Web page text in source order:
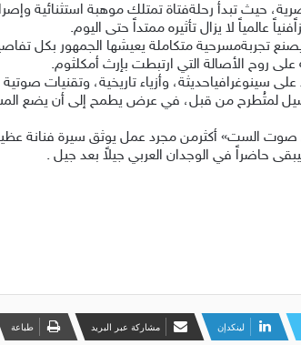
حيث تبدأ رحلةفتاة تمتلك موهبة استثنائية
عالمياً لا يزال تأثيره ممتداً حتى اليوم.
تجربةمسرحية متكاملة يعيشها الجمهور بكل
روح الأصالة التي ارتبطت بإرث أمكلثوم.
سينوغرافياحديثة، وأزياء تاريخية، وتقنيات
لمتُطرح من قبل، في عرض يطمح إلى أن يضع
صوت الست» أكثرمن مجرد عمل يوثق سيرة فنانة
حاضراً في الوجدان العربي جيلاً بعد جيل .
لينكدإن مشاركة عبر البريد طباعة